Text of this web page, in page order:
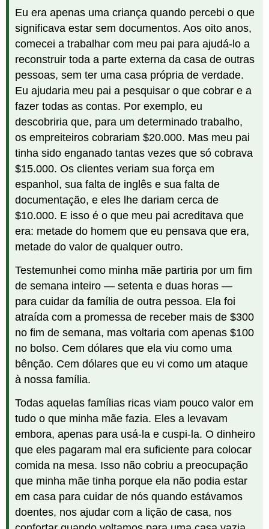
Eu era apenas uma criança quando percebi o que
significava estar sem documentos. Aos oito anos,
comecei a trabalhar com meu pai para ajudá-lo a
reconstruir toda a parte externa da casa de outras
pessoas, sem ter uma casa própria de verdade.
Eu ajudaria meu pai a pesquisar o que cobrar e a
fazer todas as contas. Por exemplo, eu
descobriria que, para um determinado trabalho,
os empreiteiros cobrariam $20.000. Mas meu pai
tinha sido enganado tantas vezes que só cobrava
$15.000. Os clientes veriam sua força em
espanhol, sua falta de inglês e sua falta de
documentação, e eles lhe dariam cerca de
$10.000. E isso é o que meu pai acreditava que
era: metade do homem que eu pensava que era,
metade do valor de qualquer outro.
Testemunhei como minha mãe partiria por um fim
de semana inteiro — setenta e duas horas —
para cuidar da família de outra pessoa. Ela foi
atraída com a promessa de receber mais de $300
no fim de semana, mas voltaria com apenas $100
no bolso. Cem dólares que ela viu como uma
bênção. Cem dólares que eu vi como um ataque
à nossa família.
Todas aquelas famílias ricas viam pouco valor em
tudo o que minha mãe fazia. Eles a levavam
embora, apenas para usá-la e cuspi-la. O dinheiro
que eles pagaram mal era suficiente para colocar
comida na mesa. Isso não cobriu a preocupação
que minha mãe tinha porque ela não podia estar
em casa para cuidar de nós quando estávamos
doentes, nos ajudar com a lição de casa, nos